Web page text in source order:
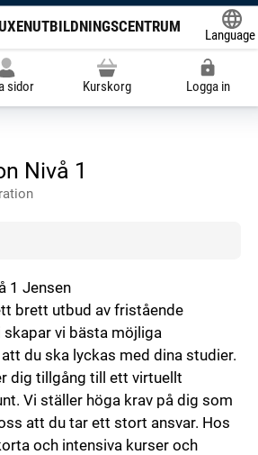
Language
sidor Kurskorg Logga in
Nivå 1
1 Jensen
brett utbud av fristående
skapar vi bästa möjliga
du ska lyckas med dina studier.
dig tillgång till ett virtuellt
Vi ställer höga krav på dig som
att du tar ett stort ansvar. Hos
och intensiva kurser och